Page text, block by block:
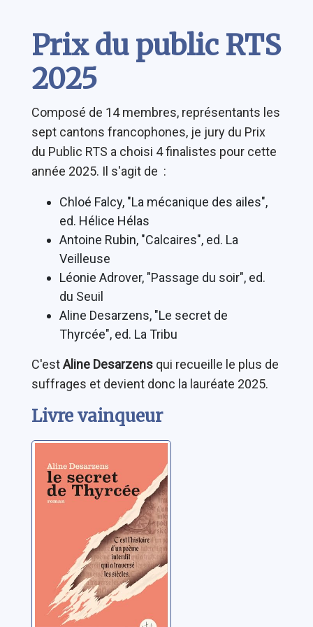
Prix du public RTS
2025
Composé de 14 membres, représentants les
sept cantons francophones, je jury du Prix
du Public RTS a choisi 4 finalistes pour cette
année 2025. Il s'agit de :
Chloé Falcy, "La mécanique des ailes",
ed. Hélice Hélas
Antoine Rubin, "Calcaires", ed. La
Veilleuse
Léonie Adrover, "Passage du soir", ed.
du Seuil
Aline Desarzens, "Le secret de
Thyrcée", ed. La Tribu
C'estAline Desarzensqui recueille le plus de
suffrages et devient donc la lauréate 2025.
Livre vainqueur
Thyrcée
Desarzens, Aline